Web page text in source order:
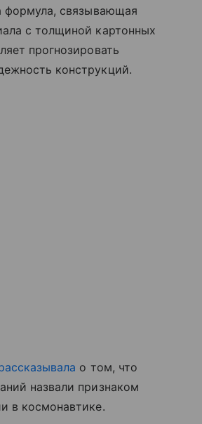
формула, связывающая
с толщиной картонных
прогнозировать
конструкций.
о том, что
назвали признаком
в космонавтике.